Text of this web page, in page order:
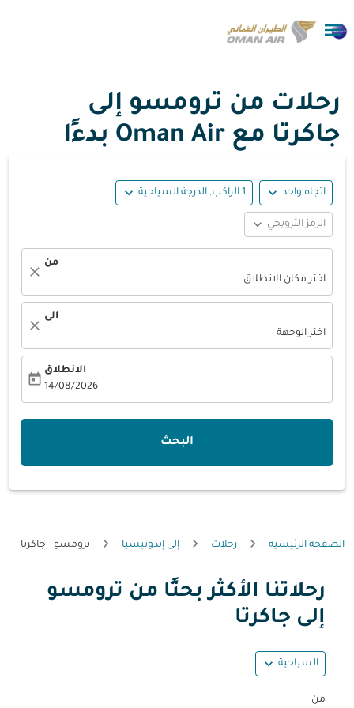

رحلات من ترومسو إلى
جاكرتا مع Oman Air بدءًا
اتجاه واحد expand_more 1 الراكب, الدرجة السياحية expand_more
الرمز الترويجي expand_more
من
اختر مكان الانطلاق
close
الى
اختر الوجهة
close
الانطلاق
14/08/2026
today
البحث
الصفحة الرئيسية رحلات إلى إندونيسيا ترومسو - جاكرتا
رحلاتنا الأكثر بحثًا من ترومسو
إلى جاكرتا
السياحية expand_more
من
حاول تحديث الرحلة (مغادرة و/أو وجهة) أو التفاعل مع